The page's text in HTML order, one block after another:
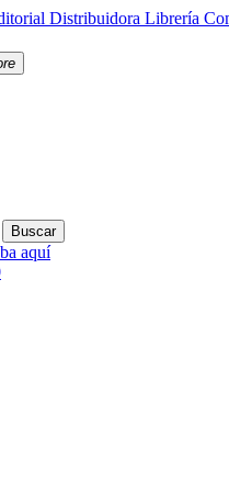
Distribuidora Librería
Buscar
aquí